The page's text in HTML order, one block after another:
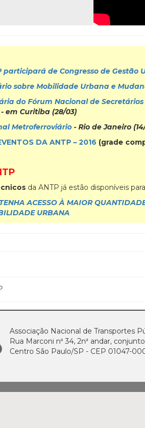
participará de Congresso de Gestão
sobre Mobilidade Urbana e
do Fórum Nacional de
- em Curitiba (28/03)
Metroferroviário - Rio de Janeiro
DA ANTP – 2016 (grade
da ANTP já estão disponíveis
ACESSO À MAIOR
URBANA
Associação Nacional de Transportes
Rua Marconi nª 34, 2nª andar,
Centro São Paulo/SP - CEP 01047-